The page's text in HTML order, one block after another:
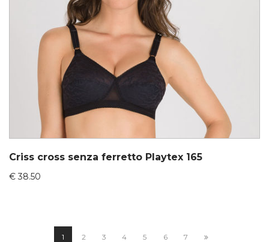
Criss cross senza ferretto Playtex 165
€38.50
1 2 3 4 5 6 7